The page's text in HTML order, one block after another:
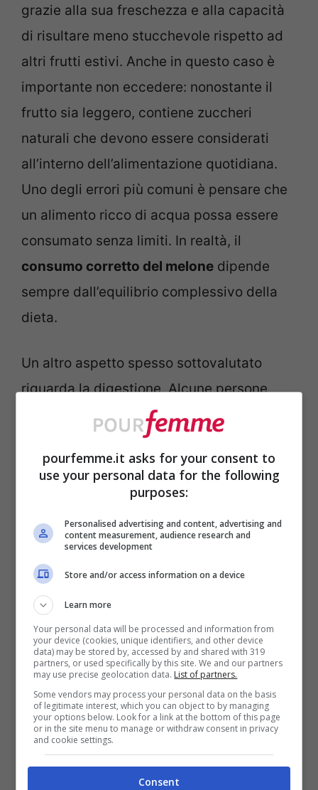
grazie alla sua freschezza e alla capacità
di risultare meno stucchevole rispetto ad
altri frutti estivi. Anche in questo caso è
importante non eccedere: nonostante il
frutto sia leggero, contiene zuccheri
naturali che devono essere considerati
all’interno dell’alimentazione quotidiana.
Uno degli errori più comuni è pensare che
un alimento ricco di acqua possa essere
consumato senza limiti. In realtà, il
consumo corretto del melone dipende
sempre dall’equilibrio complessivo della
dieta.
Un altro aspetto spesso sottovalutato
riguarda la digestione. Alcune persone
riferiscono gonfiore o pesantezza dopo
aver mangiato melone, soprattutto se
associato a pasti abbondanti. Questo
accade perché il frutto tende a essere
digerito più rapidamente rispetto ad altri
alimenti e, se consumato dopo pasti molto
ricchi, può fermentare causando fastidi
intestinali. Per questo motivo molti esperti
suggeriscono di mangiarlo lontano dai
pasti principali oppure come antipasto
leggero nelle giornate più calde.
La presenza di potassio e acqua rende
inoltre il melone particolarmente utile per
chi soffre il caldo o pratica attività fisica.
pourfemme.it asks for your consent to
use your personal data for the following
purposes:
Personalised advertising and content, advertising and
content measurement, audience research and
services development
Store and/or access information on a device
Learn more
Your personal data will be processed and information from
your device (cookies, unique identifiers, and other device
data) may be stored by, accessed by and shared with 319
partners, or used specifically by this site. We and our partners
may use precise geolocation data. List of partners.
Some vendors may process your personal data on the basis
of legitimate interest, which you can object to by managing
your options below. Look for a link at the bottom of this page
or in the site menu to manage or withdraw consent in privacy
and cookie settings.
Consent